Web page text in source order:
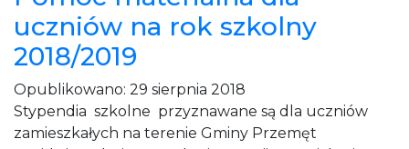
uczniów na rok szkolny
2018/2019
Opublikowano: 29 sierpnia 2018
Stypendia szkolne przyznawane są dla uczniów
zamieszkałych na terenie Gminy Przemęt